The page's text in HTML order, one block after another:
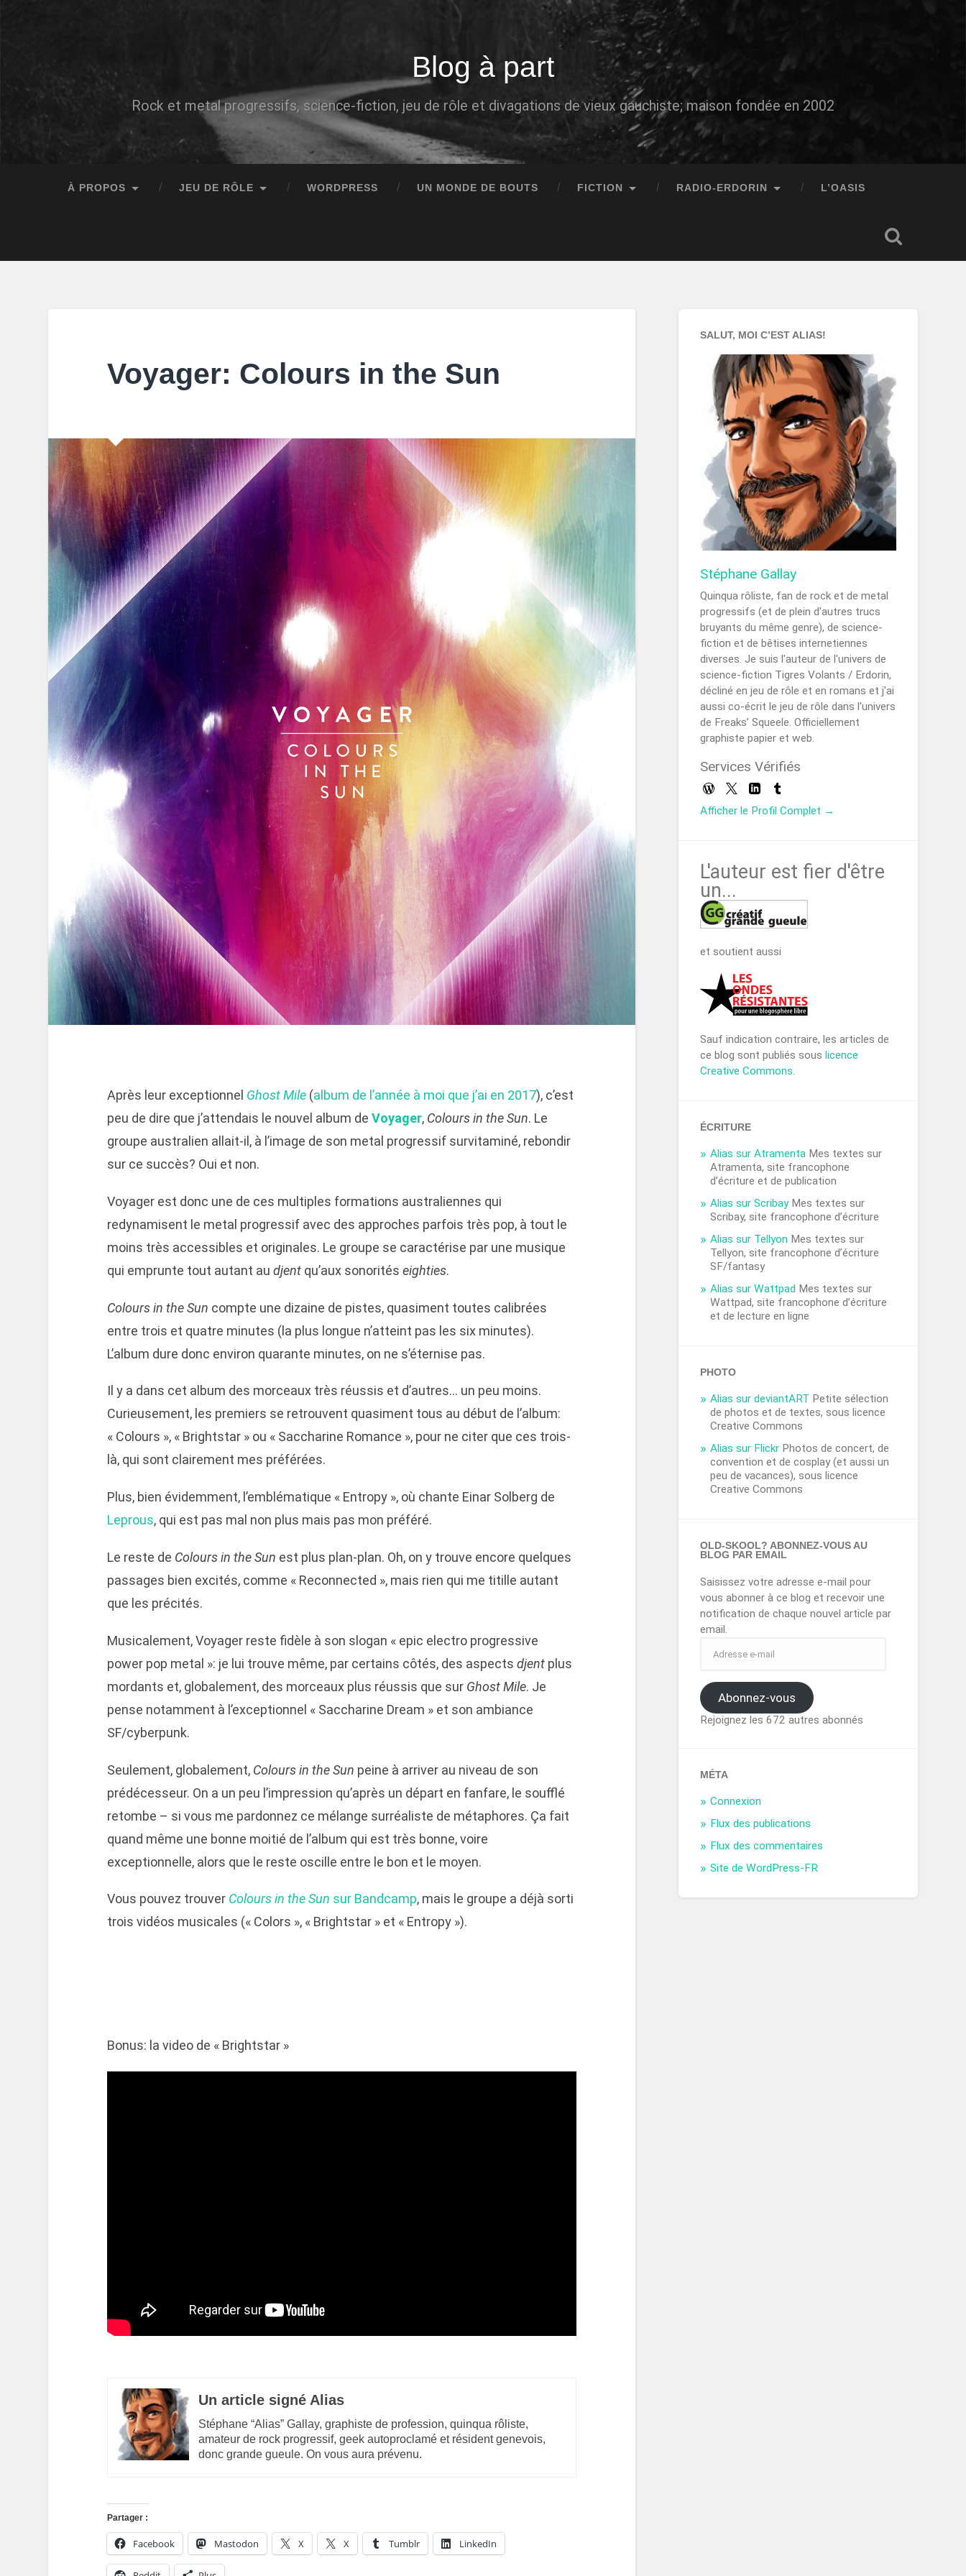
Blog à part
Rock et metal progressifs, science-fiction, jeu de rôle et divagations de vieux gauchiste; maison fondée en 2002
À PROPOS JEU DE RÔLE WORDPRESS UN MONDE DE BOUTS FICTION RADIO-ERDORIN L’OASIS
Voyager: Colours in the Sun
Après leur exceptionnel Ghost Mile(album de l’année à moi que j’ai en 2017), c’est
peu de dire que j’attendais le nouvel album de Voyager, Colours in the Sun. Le
groupe australien allait-il, à l’image de son metal progressif survitaminé, rebondir
sur ce succès? Oui et non.
Voyager est donc une de ces multiples formations australiennes qui
redynamisent le metal progressif avec des approches parfois très pop, à tout le
moins très accessibles et originales. Le groupe se caractérise par une musique
qui emprunte tout autant au djentqu’aux sonorités eighties.
Colours in the Sun compte une dizaine de pistes, quasiment toutes calibrées
entre trois et quatre minutes (la plus longue n’atteint pas les six minutes).
L’album dure donc environ quarante minutes, on ne s’éternise pas.
Il y a dans cet album des morceaux très réussis et d’autres… un peu moins.
Curieusement, les premiers se retrouvent quasiment tous au début de l’album:
« Colours », « Brightstar » ou « Saccharine Romance », pour ne citer que ces trois-
là, qui sont clairement mes préférées.
Plus, bien évidemment, l’emblématique « Entropy », où chante Einar Solberg de
Leprous, qui est pas mal non plus mais pas mon préféré.
Le reste de Colours in the Sun est plus plan-plan. Oh, on y trouve encore quelques
passages bien excités, comme « Reconnected », mais rien qui me titille autant
que les précités.
Musicalement, Voyager reste fidèle à son slogan « epic electro progressive
power pop metal »: je lui trouve même, par certains côtés, des aspects djentplus
mordants et, globalement, des morceaux plus réussis que sur Ghost Mile. Je
pense notamment à l’exceptionnel « Saccharine Dream » et son ambiance
SF/cyberpunk.
Seulement, globalement, Colours in the Sun peine à arriver au niveau de son
prédécesseur. On a un peu l’impression qu’après un départ en fanfare, le soufflé
retombe – si vous me pardonnez ce mélange surréaliste de métaphores. Ça fait
quand même une bonne moitié de l’album qui est très bonne, voire
exceptionnelle, alors que le reste oscille entre le bon et le moyen.
Vous pouvez trouver Colours in the Sun sur Bandcamp, mais le groupe a déjà sorti
trois vidéos musicales (« Colors », « Brightstar » et « Entropy »).
Bonus: la video de « Brightstar »
Un article signé Alias
Stéphane “Alias” Gallay, graphiste de profession, quinqua rôliste,
amateur de rock progressif, geek autoproclamé et résident genevois,
donc grande gueule. On vous aura prévenu.
Partager :
Facebook Mastodon X X Tumblr LinkedIn
SALUT, MOI C’EST ALIAS!
Stéphane Gallay
Quinqua rôliste, fan de rock et de metal
progressifs (et de plein d'autres trucs
bruyants du même genre), de science-
fiction et de bêtises internetiennes
diverses. Je suis l'auteur de l'univers de
science-fiction Tigres Volants / Erdorin,
décliné en jeu de rôle et en romans et j'ai
aussi co-écrit le jeu de rôle dans l'univers
de Freaks’ Squeele. Officiellement
graphiste papier et web.
Services Vérifiés
Afficher le Profil Complet →
L'auteur est fier d'être
un...
et soutient aussi
Sauf indication contraire, les articles de
ce blog sont publiés souslicence
Creative Commons.
ÉCRITURE
Alias sur Atramenta Mes textes sur
Atramenta, site francophone
d’écriture et de publication
Alias sur ScribayMes textes sur
Scribay, site francophone d’écriture
Alias sur Tellyon Mes textes sur
Tellyon, site francophone d’écriture
SF/fantasy
Alias sur Wattpad Mes textes sur
Wattpad, site francophone d’écriture
et de lecture en ligne
PHOTO
Alias sur deviantART Petite sélection
de photos et de textes, sous licence
Creative Commons
Alias sur Flickr Photos de concert, de
convention et de cosplay (et aussi un
peu de vacances), sous licence
Creative Commons
OLD-SKOOL? ABONNEZ-VOUS AU
BLOG PAR EMAIL
Saisissez votre adresse e-mail pour
vous abonner à ce blog et recevoir une
notification de chaque nouvel article par
email.
Abonnez-vous
Rejoignez les 672 autres abonnés
MÉTA
Connexion
Flux des publications
Flux des commentaires
Site de WordPress-FR